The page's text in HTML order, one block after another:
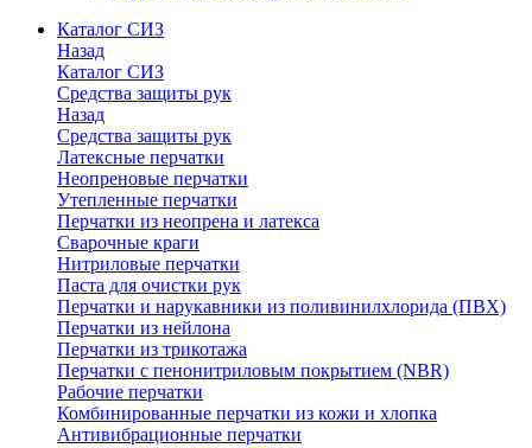
Каталог СИЗ
Назад
Каталог СИЗ
Средства защиты рук
Назад
Средства защиты рук
Латексные перчатки
Неопреновые перчатки
Утепленные перчатки
Перчатки из неопрена и латекса
Сварочные краги
Нитриловые перчатки
Паста для очистки рук
Перчатки и нарукавники из поливинилхлорида (ПВХ)
Перчатки из нейлона
Перчатки из трикотажа
Перчатки с пенонитриловым покрытием (NBR)
Рабочие перчатки
Комбинированные перчатки из кожи и хлопка
Антивибрационные перчатки